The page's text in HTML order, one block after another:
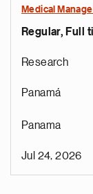
Medical
Regular, Full
Research
Panamá
Panama
Jul 24, 2026